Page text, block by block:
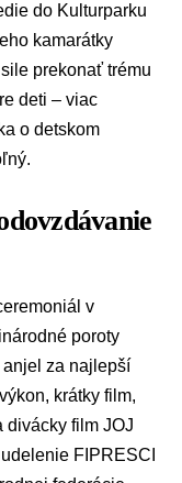
do Kulturparku
kamarátky
prekonať trému
deti – viac
o detskom
v
poroty
za najlepší
krátky film,
divácky film JOJ
FIPRESCI